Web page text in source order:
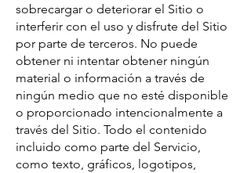
sobrecargar o deteriorar el Sitio o
interferir con el uso y disfrute del Sitio
por parte de terceros. No puede
obtener ni intentar obtener ningún
material o información a través de
ningún medio que no esté disponible
o proporcionado intencionalmente a
través del Sitio. Todo el contenido
incluido como parte del Servicio,
como texto, gráficos, logotipos,